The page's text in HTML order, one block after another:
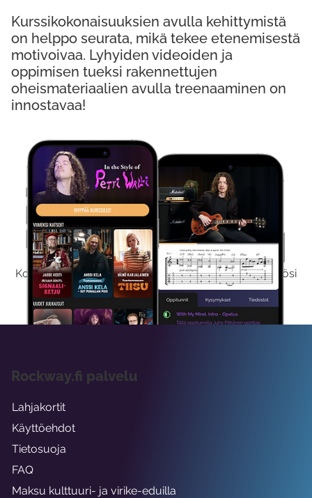
Kokeile Ilmaiseksi
Kokeilemalla ilmaiseksi saat koko sisältömme käyttöösi
viikon ajaksi.
Kurssikokonaisuuksien avulla kehittymistä
on helppo seurata, mikä tekee etenemisestä
motivoivaa. Lyhyiden videoiden ja
oppimisen tueksi rakennettujen
oheismateriaalien avulla treenaaminen on
innostavaa!
Rockway.fi palvelu
Lahjakortit
Käyttöehdot
Tietosuoja
FAQ
Maksu kulttuuri- ja virike-eduilla